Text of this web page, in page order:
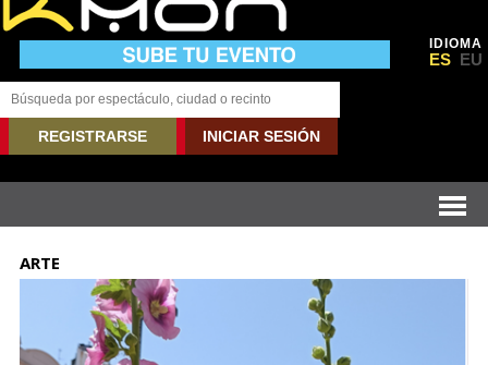
IDIOMA
ES EU
REGISTRARSE INICIAR SESIÓN
ARTE